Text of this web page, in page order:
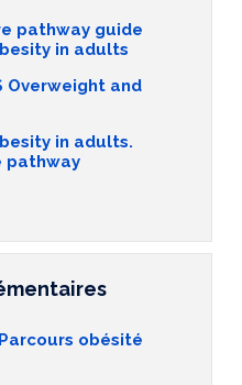
pathway guide
in adults
Overweight and
in adults.
pathway
obésité